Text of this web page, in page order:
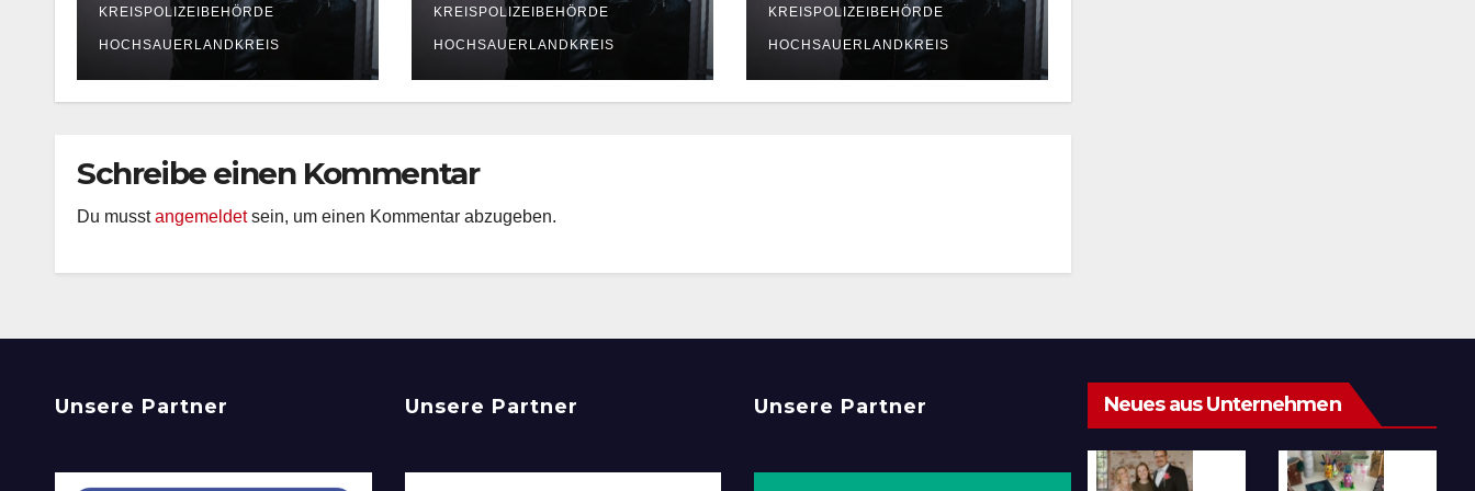
in Arnsberg
KREISPOLIZEIBEHÖRDE
HOCHSAUERLANDKREIS
und Elektronik
KREISPOLIZEIBEHÖRDE
HOCHSAUERLANDKREIS
Polizei sucht
Zeugen
KREISPOLIZEIBEHÖRDE
HOCHSAUERLANDKREIS
Schreibe einen Kommentar
Du musstangemeldetsein, um einen Kommentar abzugeben.
Unsere Partner Unsere Partner Unsere Partner Neues aus Unternehmen